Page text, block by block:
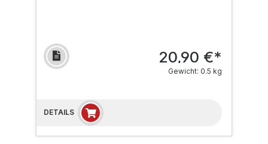
20,90 €*
Gewicht: 0.5 kg
DETAILS